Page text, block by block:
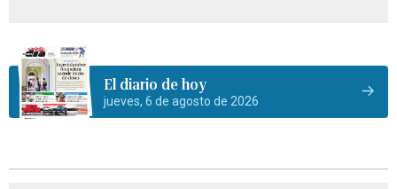
El diario de hoy
jueves, 6 de agosto de 2026